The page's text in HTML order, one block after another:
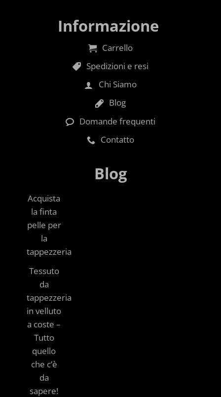
Informazione
Carrello
Spedizioni e resi
Chi Siamo
Blog
Domande frequenti
Contatto
Blog
Acquista
la finta
pelle per
la
tappezzeria
Tessuto
da
tappezzeria
in velluto
a coste –
Tutto
quello
che c’è
da
sapere!